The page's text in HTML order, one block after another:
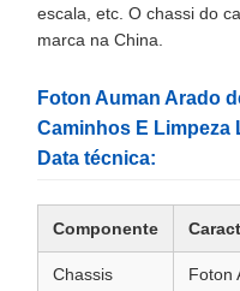
escala, etc. O chassi do
marca na China.
Foton Auman Arado
Caminhos E Limpeza
Data técnica:
Componente
Chassis
Foton